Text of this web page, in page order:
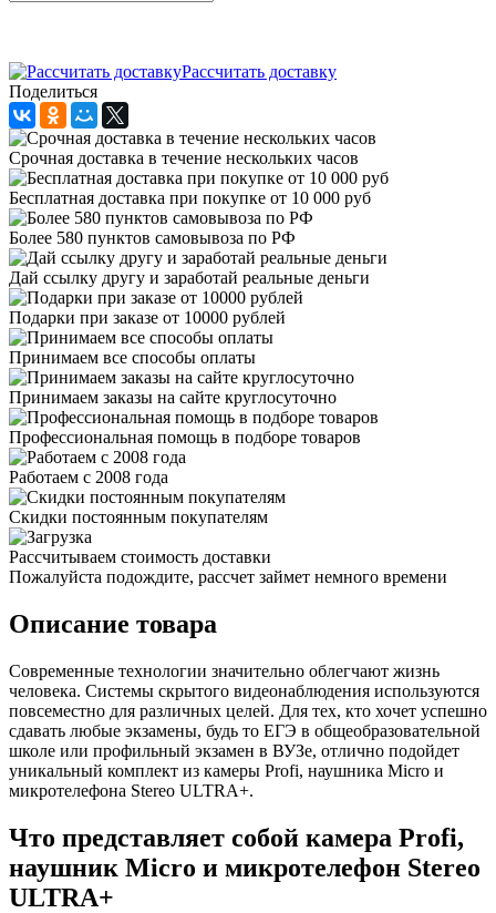
Рассчитать доставку
Поделиться
Cрочная доставка в течение нескольких часов
Бесплатная доставка при покупке от 10 000 руб
Более 580 пунктов самовывоза по РФ
Дай ссылку другу и заработай реальные деньги
Подарки при заказе от 10000 рублей
Принимаем все способы оплаты
Принимаем заказы на сайте круглосуточно
Профессиональная помощь в подборе товаров
Работаем с 2008 года
Скидки постоянным покупателям
Рассчитываем стоимость доставки
Пожалуйста подождите, рассчет займет немного времени
Описание товара
Современные технологии значительно облегчают жизнь
человека. Системы скрытого видеонаблюдения используются
повсеместно для различных целей. Для тех, кто хочет успешно
сдавать любые экзамены, будь то ЕГЭ в общеобразовательной
школе или профильный экзамен в ВУЗе, отлично подойдет
уникальный комплект из камеры Profi, наушника Micro и
микротелефона Stereo ULTRA+.
Что представляет собой камера Profi,
наушник Micro и микротелефон Stereo
ULTRA+